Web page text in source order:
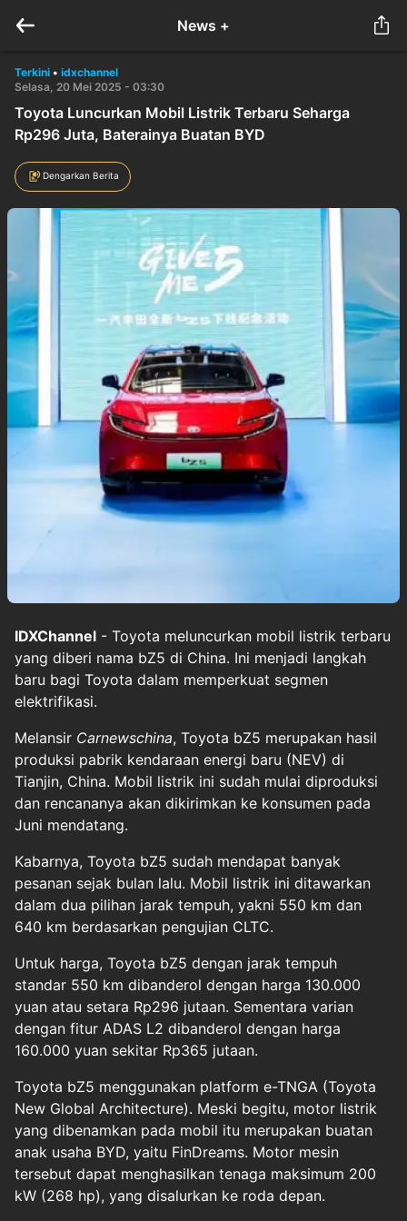
News +
Terkini • idxchannel
Selasa, 20 Mei 2025 - 03:30
Toyota Luncurkan Mobil Listrik Terbaru Seharga
Rp296 Juta, Baterainya Buatan BYD
Dengarkan Berita
IDXChannel - Toyota meluncurkan mobil listrik terbaru
yang diberi nama bZ5 di China. Ini menjadi langkah
baru bagi Toyota dalam memperkuat segmen
elektrifikasi.
Melansir Carnewschina, Toyota bZ5 merupakan hasil
produksi pabrik kendaraan energi baru (NEV) di
Tianjin, China. Mobil listrik ini sudah mulai diproduksi
dan rencananya akan dikirimkan ke konsumen pada
Juni mendatang.
Kabarnya, Toyota bZ5 sudah mendapat banyak
pesanan sejak bulan lalu. Mobil listrik ini ditawarkan
dalam dua pilihan jarak tempuh, yakni 550 km dan
640 km berdasarkan pengujian CLTC.
Untuk harga, Toyota bZ5 dengan jarak tempuh
standar 550 km dibanderol dengan harga 130.000
yuan atau setara Rp296 jutaan. Sementara varian
dengan fitur ADAS L2 dibanderol dengan harga
160.000 yuan sekitar Rp365 jutaan.
Toyota bZ5 menggunakan platform e-TNGA (Toyota
New Global Architecture). Meski begitu, motor listrik
yang dibenamkan pada mobil itu merupakan buatan
anak usaha BYD, yaitu FinDreams. Motor mesin
tersebut dapat menghasilkan tenaga maksimum 200
kW (268 hp), yang disalurkan ke roda depan.